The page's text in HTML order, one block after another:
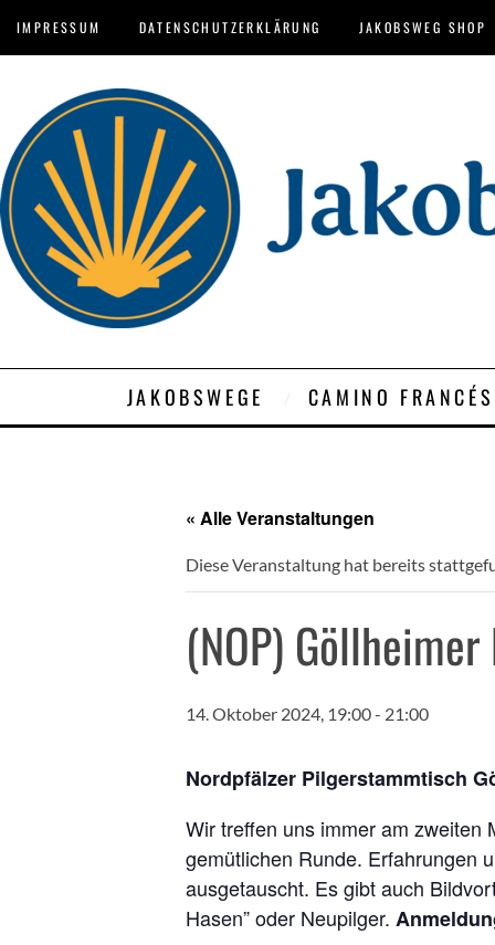
IMPRESSUM DATENSCHUTZERKLÄRUNG JAKOBSWEG SHOP
JAKOBSWEGE CAMINO FRANCÉS
« Alle Veranstaltungen
Diese Veranstaltung hat bereits
(NOP)
14. Oktober 2024, 19:00- 21:00
Nordpfälzer Pilgerstammtisch
Wir treffen uns immer am
gemütlichen Runde. Erfahrungen
ausgetauscht. Es gibt auch
Hasen” oder Neupilger.